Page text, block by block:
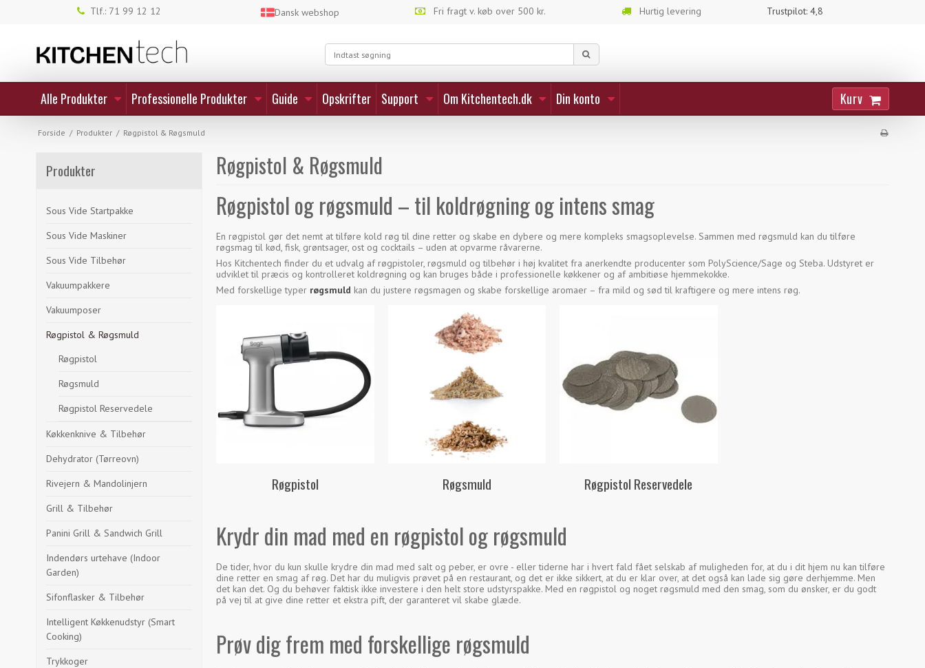
Tlf.: 71 99 12 12 Dansk webshop Fri fragt v. køb over 500 kr. Hurtig levering Trustpilot: 4,8
Alle Produkter Professionelle Produkter Guide Opskrifter Support Om Kitchentech.dk Din konto Kurv
Forside / Produkter / Røgpistol & Røgsmuld
Produkter
Sous Vide Startpakke
Sous Vide Maskiner
Sous Vide Tilbehør
Vakuumpakkere
Vakuumposer
Røgpistol & Røgsmuld
Røgpistol
Røgsmuld
Røgpistol Reservedele
Køkkenknive & Tilbehør
Dehydrator (Tørreovn)
Rivejern & Mandolinjern
Grill & Tilbehør
Panini Grill & Sandwich Grill
Indendørs urtehave (Indoor
Garden)
Sifonflasker & Tilbehør
Intelligent Køkkenudstyr (Smart
Cooking)
Trykkoger
Røgpistol & Røgsmuld
Røgpistol og røgsmuld – til koldrøgning og intens smag
En røgpistol gør det nemt at tilføre kold røg til dine retter og skabe en dybere og mere kompleks smagsoplevelse. Sammen med røgsmuld kan du tilføre
røgsmag til kød, fisk, grøntsager, ost og cocktails – uden at opvarme råvarerne.
Hos Kitchentech finder du et udvalg af røgpistoler, røgsmuld og tilbehør i høj kvalitet fra anerkendte producenter som PolyScience/Sage og Steba. Udstyret er
udviklet til præcis og kontrolleret koldrøgning og kan bruges både i professionelle køkkener og af ambitiøse hjemmekokke.
Med forskellige typer røgsmuld kan du justere røgsmagen og skabe forskellige aromaer – fra mild og sød til kraftigere og mere intens røg.
Røgpistol Røgsmuld Røgpistol Reservedele
Krydr din mad med en røgpistol og røgsmuld
De tider, hvor du kun skulle krydre din mad med salt og peber, er ovre - eller tiderne har i hvert fald fået selskab af muligheden for, at du i dit hjem nu kan tilføre
dine retter en smag af røg. Det har du muligvis prøvet på en restaurant, og det er ikke sikkert, at du er klar over, at det også kan lade sig gøre derhjemme. Men
det kan det. Og du behøver faktisk ikke investere i den helt store udstyrspakke. Med en røgpistol og noget røgsmuld med den smag, som du ønsker, er du godt
på vej til at give dine retter et ekstra pift, der garanteret vil skabe glæde.
Prøv dig frem med forskellige røgsmuld